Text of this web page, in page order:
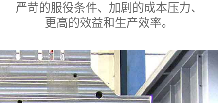
严苛的服役条件、加剧的成本压力、
更高的效益和生产效率。